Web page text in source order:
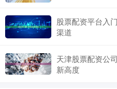
股票配资平台入
渠道
天津股票配资公
新高度